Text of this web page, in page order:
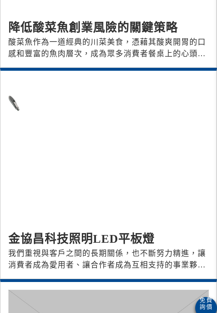
降低酸菜魚創業風險的關鍵策略
酸菜魚作為一道經典的川菜美食，憑藉其酸爽開胃的口
感和豐富的魚肉層次，成為眾多消費者餐桌上的心頭
金協昌科技照明LED平板燈
我們重視與客戶之間的長期關係，也不斷努力精進，讓
消費者成為愛用者、讓合作者成為互相支持的事業夥